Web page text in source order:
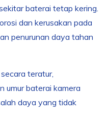
baterai tetap kering.
dan kerusakan pada
penurunan daya tahan
teratur,
umur baterai kamera
daya yang tidak